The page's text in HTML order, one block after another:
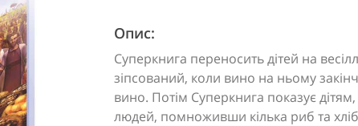
Опис:
Суперкнига переносить дітей на
зіпсований, коли вино на ньому
вино. Потім Суперкнига показує
людей, помноживши кілька риб та